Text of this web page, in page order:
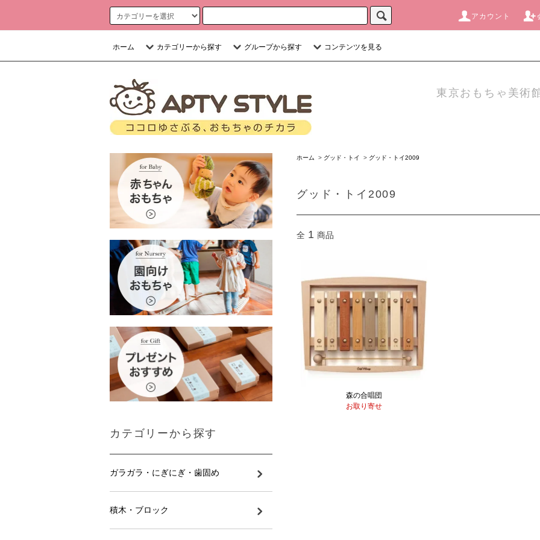
アカウント
ホーム カテゴリーから探す グループから探す コンテンツを見る
東京おもちゃ美術
ホーム > グッド・トイ > グッド・トイ2009
グッド・トイ2009
全 1 商品
森の合唱団
お取り寄せ
カテゴリーから探す
ガラガラ・にぎにぎ・歯固め
積木・ブロック